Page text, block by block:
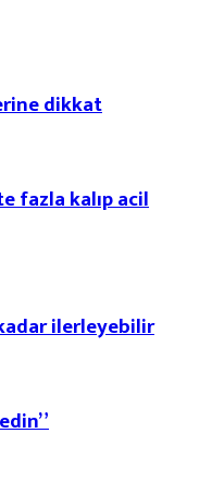
dikkat
fazla kalıp acil
ilerleyebilir